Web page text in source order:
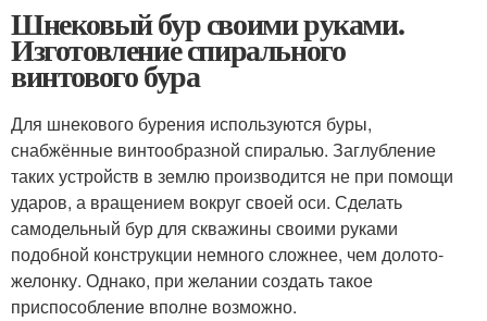
Шнековый бур своими руками.
Изготовление спирального
винтового бура
Для шнекового бурения используются буры,
снабжённые винтообразной спиралью. Заглубление
таких устройств в землю производится не при помощи
ударов, а вращением вокруг своей оси. Сделать
самодельный бур для скважины своими руками
подобной конструкции немного сложнее, чем долото-
желонку. Однако, при желании создать такое
приспособление вполне возможно.